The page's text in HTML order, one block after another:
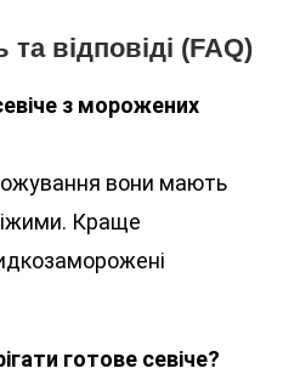
відповіді (FAQ)
з морожених
вони мають
Краще
готове севіче?